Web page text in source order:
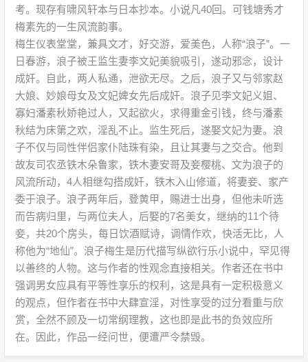
考。现存有啸风轩本与日本抄本。小说凡40回。可钱塘秀才
梅素先的一生风流韵事。
梅生仪表堂堂，兼具文才，好交游，爱美色，人称“浪子”。一
日春游，浪子被王监生妻李文妃美貌吸引，遂动邪念，设计
成奸。自此，两人私通，泄欲无尽。之后，浪子又与邻家赵
大娘、妙娘母女及文妃婢女先后成奸。浪子见李文妃义姐、
寡妇潘素秋娇艳过人，又起欲火，求得重金引钱，终与潘素
秋结为床第之欢，淫乱不止。监生死后，遂娶文妃为妻。浪
子不仅与同性伴侣家仆陆珠有染，且让其妻与之交合。他到
故友司农丞铁木朵鲁家，铁木妻安哥及妾樱桃、文为浪子的
风流所动，4人相继勾搭成奸，铁木入山修道，将妻妾、家产
委于浪子。浪子两年后，登黄甲，赐进士出身，但他未听选
而告病归里，与两位夫人，后娶的7名美女，继纳的11个待
妾，共20个房头，每日饮酒赋诗，调情作欢，快活无比，人
称他为“地仙”。浪子梅生是历代描写纵欲行乐小说中，罕见得
以善终的人物。这与作者的性观念直接相关。作者还在书中
强调男女应具有平等性享乐的权利，这是具有一定积极意义
的观点，但作者在书中大肆宣淫，对性享受的过分看重与欣
赏，全然不顾及一切常纲理教，这也即是此书的负效应所
在。因此，作品一经问世，便遭严令禁毁。